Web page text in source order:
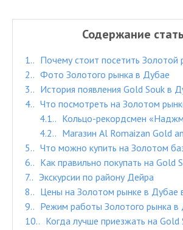
Содержание
1.
Почему стоит посетить Золотой
2.
Фото Золотого рынка в Дубае
3.
История появления Gold Souk в
4.
Что посмотреть на Золотом
4.1.
Кольцо-рекордсмен
4.2.
Магазин Al Romaizan Gold
5.
Что можно купить на Золотом
6.
Как правильно покупать на Gold
7.
Экскурсии по району Дейра
8.
Цены на Золотом рынке в Дубае
9.
Режим работы Золотого рынка в
10.
Когда лучше приезжать на Gold